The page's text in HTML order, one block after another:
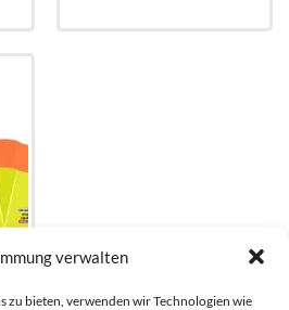
verwalten
zu bieten, verwenden wir Technologien wie